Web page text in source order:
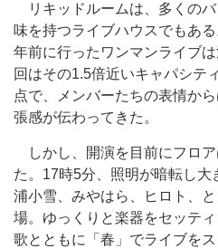
リキッドルームは、多くの
味を持つライブハウスでもあ
年前に行ったワンマンライブ
回はその1.5倍近いキャパシテ
点で、メンバーたちの表情か
張感が伝わってきた。
しかし、開演を目前にフロ
た。17時5分、照明が暗転し大
浦小雪、みやはら、ヒロト、
場。ゆっくりと楽器をセッテ
歌とともに「春」でライブを